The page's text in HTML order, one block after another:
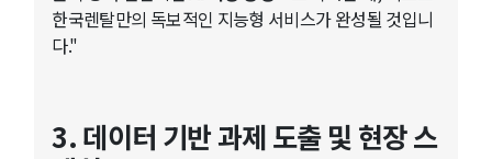
한국렌탈만의 독보적인 지능형 서비스가 완성될 것입니
다."
3. 데이터 기반 과제 도출 및 현장 스